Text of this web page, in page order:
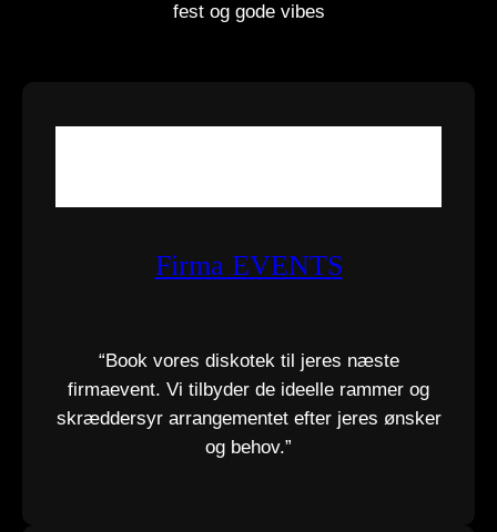
fest og gode vibes
Firma EVENTS
“Book vores diskotek til jeres næste
firmaevent. Vi tilbyder de ideelle rammer og
skræddersyr arrangementet efter jeres ønsker
og behov.”